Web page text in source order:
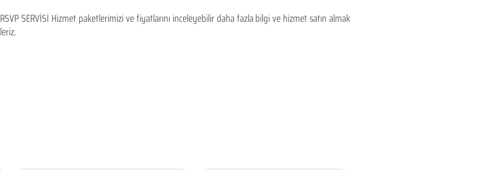
SERVİSİ Hizmet paketlerimizi ve fiyatlarını inceleyebilir daha fazla bilgi ve hizmet satın almak